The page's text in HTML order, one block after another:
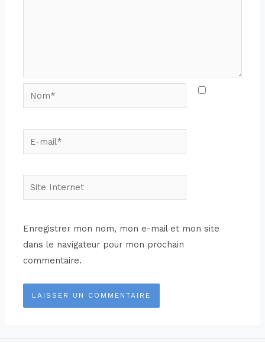
Enregistrer mon nom, mon e-mail et mon site
dans le navigateur pour mon prochain
commentaire.